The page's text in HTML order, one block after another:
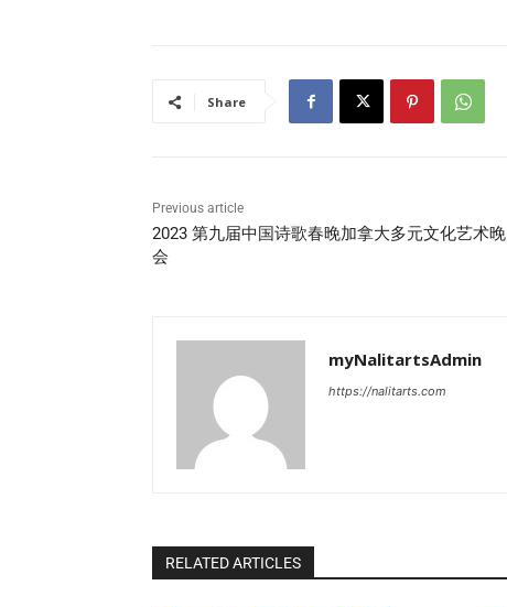
Share
Previous article
2023 第九届中国诗歌春晚加拿大多元文化艺术晚
会
myNalitartsAdmin
https://nalitarts.com
RELATED ARTICLES